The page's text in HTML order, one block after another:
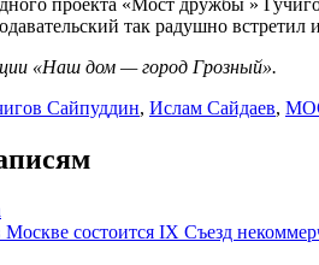
проекта «Мост дружбы »
так радушно
«Наш дом — город Грозный».
Сайпуддин, Ислам Сайдаев,
Москве состоится IX Съезд